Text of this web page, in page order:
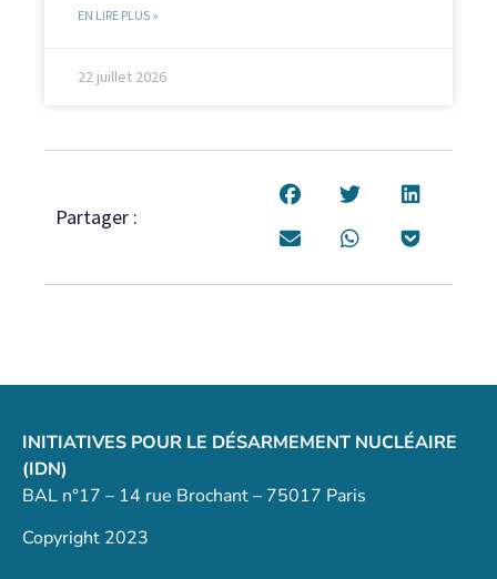
EN LIRE PLUS »
22 juillet 2026
Partager :
INITIATIVES POUR LE DÉSARMEMENT NUCLÉAIRE
(IDN)
BAL n°17 – 14 rue Brochant – 75017 Paris
Copyright 2023